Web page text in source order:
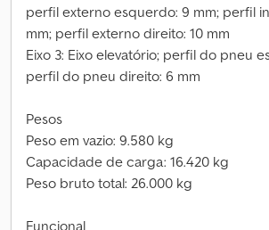
perfil externo esquerdo: 9 mm; perfil
mm; perfil externo direito: 10 mm
Eixo 3: Eixo elevatório; perfil do pneu
perfil do pneu direito: 6 mm
Pesos
Peso em vazio: 9.580 kg
Capacidade de carga: 16.420 kg
Peso bruto total: 26.000 kg
Funcional